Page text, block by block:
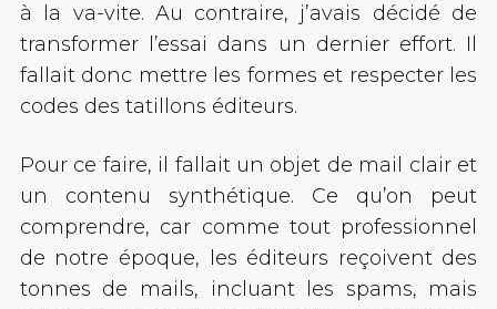
à la va-vite. Au contraire, j’avais décidé de
transformer l’essai dans un dernier effort. Il
fallait donc mettre les formes et respecter les
codes des tatillons éditeurs.
Pour ce faire, il fallait un objet de mail clair et
un contenu synthétique. Ce qu’on peut
comprendre, car comme tout professionnel
de notre époque, les éditeurs reçoivent des
tonnes de mails, incluant les spams, mais